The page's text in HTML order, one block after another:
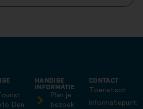
Den
HANDIGE
INFORMATIE
Plan je
bezoek
CONTACT
Toeristisch
informatiepunt: